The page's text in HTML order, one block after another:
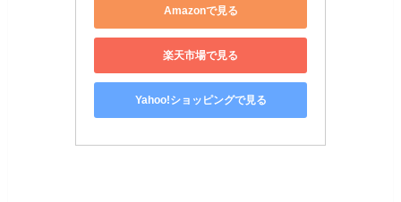
Amazonで見る
楽天市場で見る
Yahoo!ショッピングで見る